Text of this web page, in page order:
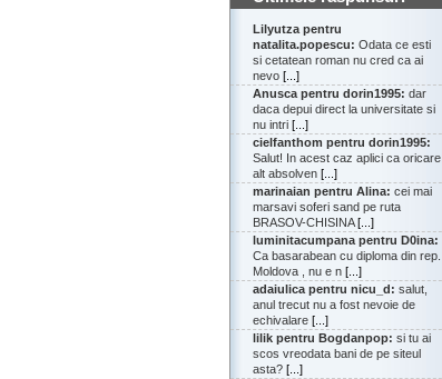
Lilyutza pentru
natalita.popescu: Odata ce esti
si cetatean roman nu cred ca ai
nevo [...]
Anusca pentru dorin1995: dar
daca depui direct la universitate si
nu intri [...]
cielfanthom pentru dorin1995:
Salut! In acest caz aplici ca oricare
alt absolven [...]
marinaian pentru Alina: cei mai
marsavi soferi sand pe ruta
BRASOV-CHISINA[...]
luminitacumpana pentru D0ina:
Ca basarabean cu diploma din rep.
Moldova , nu e n [...]
adaiulica pentru nicu_d: salut,
anul trecut nu a fost nevoie de
echivalare [...]
lilik pentru Bogdanpop: si tu ai
scos vreodata bani de pe siteul
asta? [...]